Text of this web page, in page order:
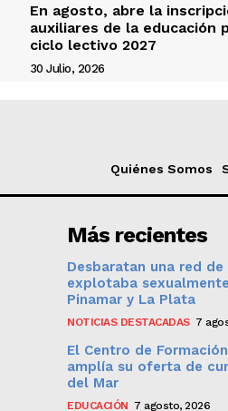
En agosto, abre la
auxiliares de la educación
ciclo lectivo 2027
30 Julio, 2026
Quiénes Somos
Más recientes
Desbaratan una red
explotaba
Pinamar y La Plata
NOTICIAS DESTACADAS 7
El Centro de
amplía su oferta de
del Mar
EDUCACIÓN 7 agosto, 2026